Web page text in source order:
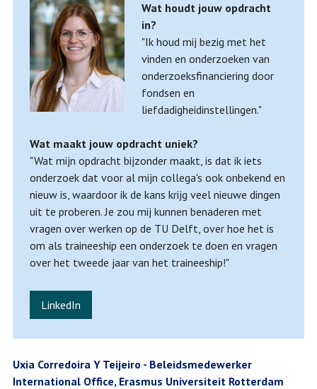
Wat houdt jouw opdracht
in?
"Ik houd mij bezig met het
vinden en onderzoeken van
onderzoeksfinanciering door
fondsen en
liefdadigheidinstellingen."
Wat maakt jouw opdracht uniek?
"Wat mijn opdracht bijzonder maakt, is dat ik iets
onderzoek dat voor al mijn collega's ook onbekend en
nieuw is, waardoor ik de kans krijg veel nieuwe dingen
uit te proberen. Je zou mij kunnen benaderen met
vragen over werken op de TU Delft, over hoe het is
om als traineeship een onderzoek te doen en vragen
over het tweede jaar van het traineeship!"
LinkedIn
Uxia Corredoira Y Teijeiro - Beleidsmedewerker
International Office, Erasmus Universiteit Rotterdam